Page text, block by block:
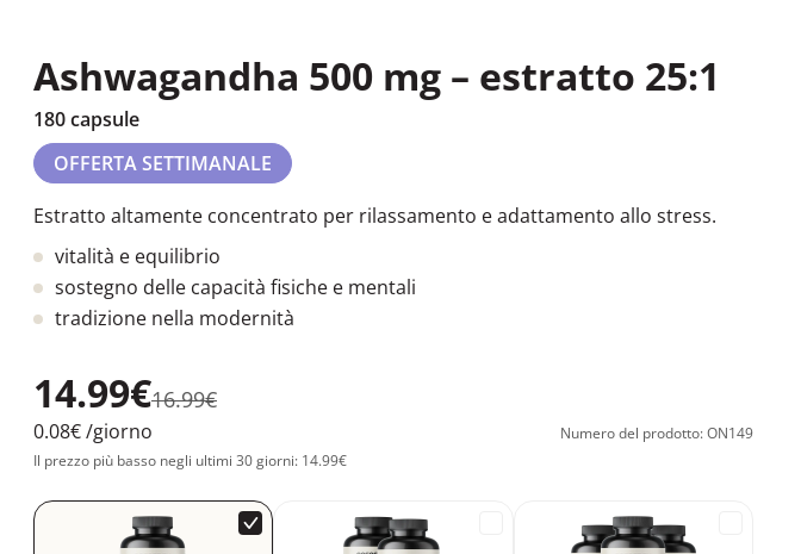
Ashwagandha 500 mg – estratto 25:1
180 capsule
OFFERTA SETTIMANALE
Estratto altamente concentrato per rilassamento e adattamento allo stress.
vitalità e equilibrio
sostegno delle capacità fisiche e mentali
tradizione nella modernità
14.99€16.99€
0.08€/giorno
Numero del prodotto: ON149
Il prezzo più basso negli ultimi 30 giorni: 14.99€